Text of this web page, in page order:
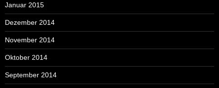
Januar 2015
Dezember 2014
November 2014
Oktober 2014
September 2014